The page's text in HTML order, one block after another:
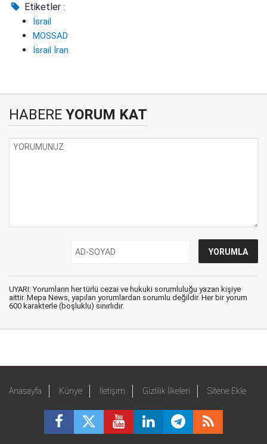
Etiketler :
İsrail
MOSSAD
İsrail İran
HABERE YORUM KAT
UYARI: Yorumların her türlü cezai ve hukuki sorumluluğu yazan kişiye
aittir. Mepa News, yapılan yorumlardan sorumlu değildir. Her bir yorum
600 karakterle (boşluklu) sınırlıdır.
Anasayfa Künye İletişim Gizlilik İlkeleri Sitene Ekle